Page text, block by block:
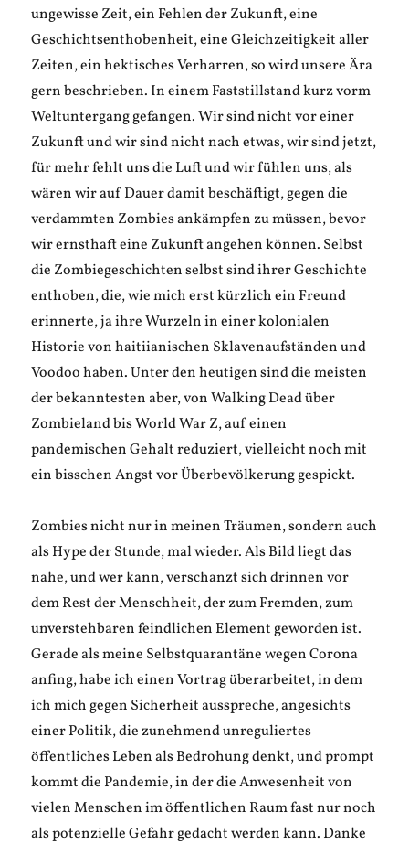
ungewisse Zeit, ein Fehlen der Zukunft, eine
Geschichtsenthobenheit, eine Gleichzeitigkeit aller
Zeiten, ein hektisches Verharren, so wird unsere Ära
gern beschrieben. In einem Faststillstand kurz vorm
Weltuntergang gefangen. Wir sind nicht vor einer
Zukunft und wir sind nicht nach etwas, wir sind jetzt,
für mehr fehlt uns die Luft und wir fühlen uns, als
wären wir auf Dauer damit beschäftigt, gegen die
verdammten Zombies ankämpfen zu müssen, bevor
wir ernsthaft eine Zukunft angehen können. Selbst
die Zombiegeschichten selbst sind ihrer Geschichte
enthoben, die, wie mich erst kürzlich ein Freund
erinnerte, ja ihre Wurzeln in einer kolonialen
Historie von haitiianischen Sklavenaufständen und
Voodoo haben. Unter den heutigen sind die meisten
der bekanntesten aber, von Walking Dead über
Zombieland bis World War Z, auf einen
pandemischen Gehalt reduziert, vielleicht noch mit
ein bisschen Angst vor Überbevölkerung gespickt.
Zombies nicht nur in meinen Träumen, sondern auch
als Hype der Stunde, mal wieder. Als Bild liegt das
nahe, und wer kann, verschanzt sich drinnen vor
dem Rest der Menschheit, der zum Fremden, zum
unverstehbaren feindlichen Element geworden ist.
Gerade als meine Selbstquarantäne wegen Corona
anfing, habe ich einen Vortrag überarbeitet, in dem
ich mich gegen Sicherheit ausspreche, angesichts
einer Politik, die zunehmend unreguliertes
öffentliches Leben als Bedrohung denkt, und prompt
kommt die Pandemie, in der die Anwesenheit von
vielen Menschen im öffentlichen Raum fast nur noch
als potenzielle Gefahr gedacht werden kann. Danke